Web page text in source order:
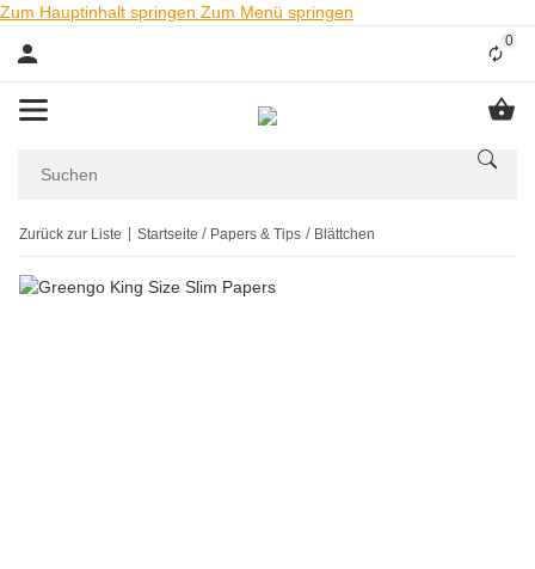
Zum Hauptinhalt springen Zum Menü springen
0
Zurück zur Liste Startseite Papers & Tips Blättchen